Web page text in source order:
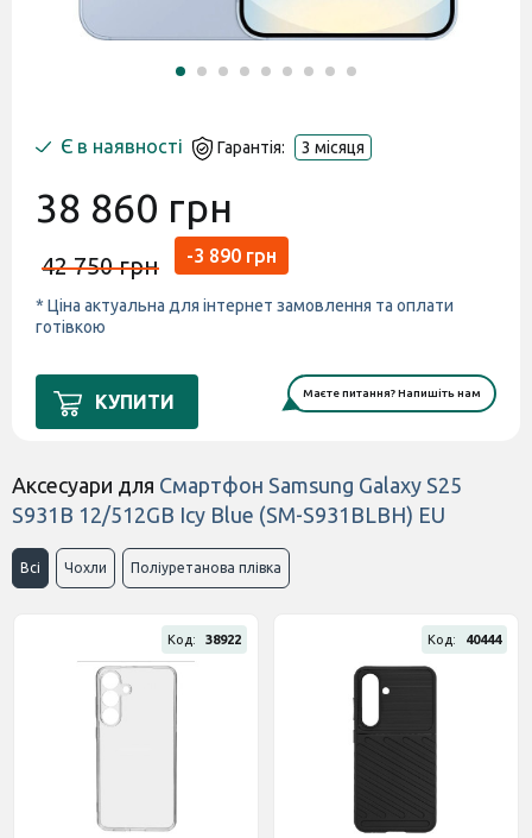
Є в наявності Гарантія: 3 місяця
38 860 грн
42 750 грн -3 890 грн
* Ціна актуальна для інтернет замовлення та оплати
готівкою
КУПИТИ Маєте питання? Напишіть нам
Аксесуари для Смартфон Samsung Galaxy S25
S931B 12/512GB Icy Blue (SM-S931BLBH) EU
Всі Чохли Поліуретанова плівка
Код: 38922 Код: 40444